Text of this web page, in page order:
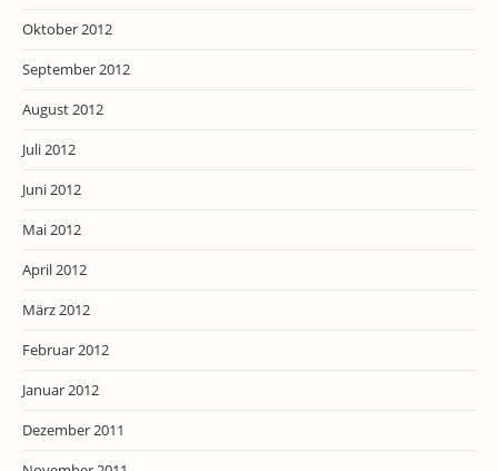
Oktober 2012
September 2012
August 2012
Juli 2012
Juni 2012
Mai 2012
April 2012
März 2012
Februar 2012
Januar 2012
Dezember 2011